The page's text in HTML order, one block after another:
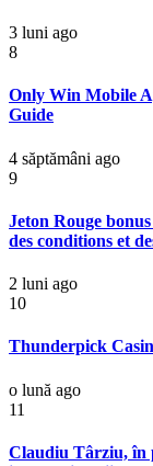
3 luni ago
8
Only Win Mobile
Guide
4 săptămâni ago
9
Jeton Rouge
des conditions et
2 luni ago
10
Thunderpick
o lună ago
11
Claudiu Târziu, în